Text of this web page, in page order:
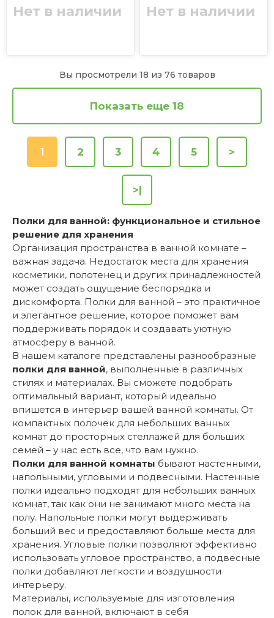
Нет в наличии Нет в наличии
Вы просмотрели 18 из 76 товаров
Показать еще 18
1 2 3 4 5 >
>|
Полки для ванной: функциональное и стильное
решение для хранения
Организация пространства в ванной комнате –
важная задача. Недостаток места для хранения
косметики, полотенец и других принадлежностей
может создать ощущение беспорядка и
дискомфорта. Полки для ванной – это практичное
и элегантное решение, которое поможет вам
поддерживать порядок и создавать уютную
атмосферу в ванной.
В нашем каталоге представлены разнообразные
полки для ванной, выполненные в различных
стилях и материалах. Вы сможете подобрать
оптимальный вариант, который идеально
впишется в интерьер вашей ванной комнаты. От
компактных полочек для небольших ванных
комнат до просторных стеллажей для больших
семей – у нас есть все, что вам нужно.
Полки для ванной комнаты бывают настенными,
напольными, угловыми и подвесными. Настенные
полки идеально подходят для небольших ванных
комнат, так как они не занимают много места на
полу. Напольные полки могут выдерживать
больший вес и предоставляют больше места для
хранения. Угловые полки позволяют эффективно
использовать угловое пространство, а подвесные
полки добавляют легкости и воздушности
интерьеру.
Материалы, используемые для изготовления
полок для ванной, включают в себя